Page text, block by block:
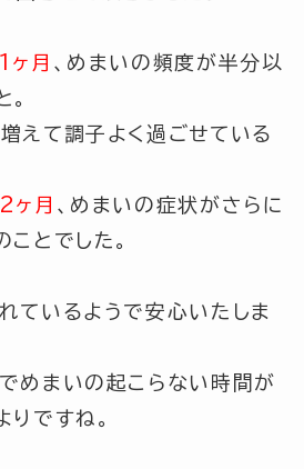
ヶ月 、めまいの頻度が半分以
えて調子よく過ごせている
ヶ月 、めまいの症状がさらに
とでした。
ているようで安心いたしま
めまいの起こらない時間が
ですね。